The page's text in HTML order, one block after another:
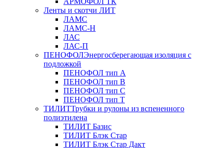
Ленты и скотчи ЛИТ
ЛАМС
ЛАМС-Н
ЛАС
ЛАС-П
ПЕНОФОЛЭнергосберегающая изоляция с
подложкой
ПЕНОФОЛ тип А
ПЕНОФОЛ тип B
ПЕНОФОЛ тип C
ПЕНОФОЛ тип T
ТИЛИТТрубки и рулоны из вспененного
полиэтилена
ТИЛИТ Базис
ТИЛИТ Блэк Стар
ТИЛИТ Блэк Стар Дакт